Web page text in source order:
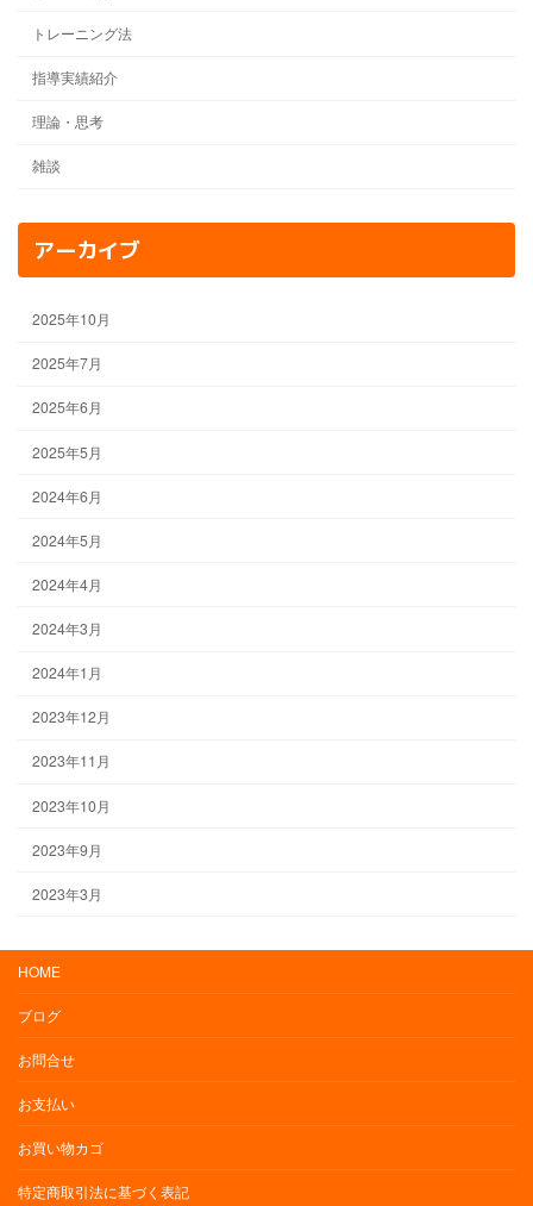
トレーニング法
指導実績紹介
理論・思考
雑談
アーカイブ
2025年10月
2025年7月
2025年6月
2025年5月
2024年6月
2024年5月
2024年4月
2024年3月
2024年1月
2023年12月
2023年11月
2023年10月
2023年9月
2023年3月
HOME
ブログ
お問合せ
お支払い
お買い物カゴ
特定商取引法に基づく表記